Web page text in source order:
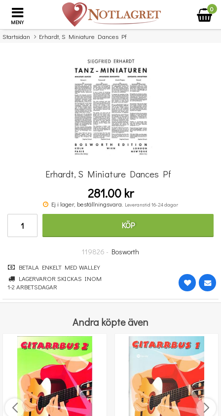
MENY
0
Startsidan Erhardt, S Miniature Dances Pf
Missa inte detta...
Powrozniak, J.: Polish Folk Melodies
Erhardt, S Miniature Dances Pf
281.00 kr
Ej i lager, beställningsvara. Leveranstid 16-24 dagar
KÖP
119826 - Bosworth
BETALA ENKELT MED WALLEY
LAGERVAROR SKICKAS INOM
1-2 ARBETSDAGAR
Andra köpte även